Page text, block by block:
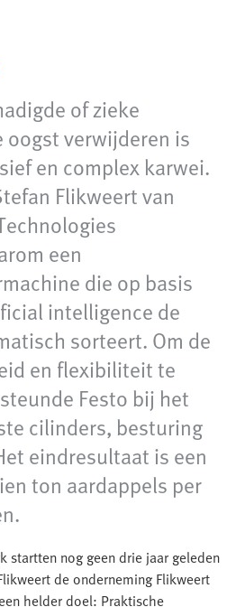
of zieke
verwijderen is
en complex karwei.
Flikweert van
een
die op basis
intelligence de
sorteert. Om de
en flexibiliteit te
Festo bij het
cilinders, besturing
eindresultaat is een
ton aardappels per
startten nog geen drie jaar geleden
de onderneming Flikweert
helder doel: Praktische